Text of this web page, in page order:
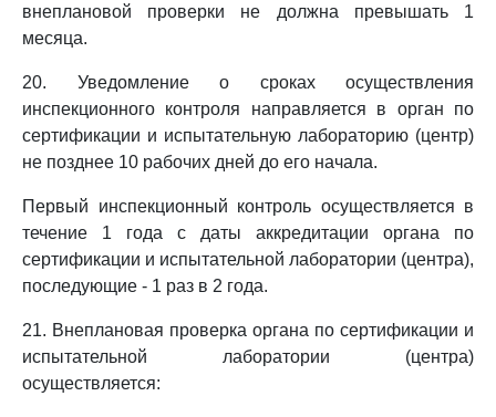
внеплановой проверки не должна превышать 1
месяца.
20. Уведомление о сроках осуществления
инспекционного контроля направляется в орган по
сертификации и испытательную лабораторию (центр)
не позднее 10 рабочих дней до его начала.
Первый инспекционный контроль осуществляется в
течение 1 года с даты аккредитации органа по
сертификации и испытательной лаборатории (центра),
последующие - 1 раз в 2 года.
21. Внеплановая проверка органа по сертификации и
испытательной лаборатории (центра)
осуществляется: